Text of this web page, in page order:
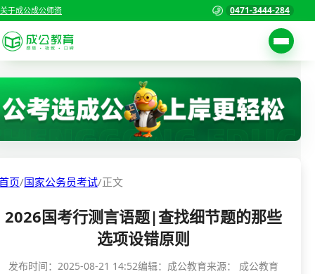
关于成公成公师资 0471-3444-284
考试公告
职位表
准考证打印
成绩查询
首页
国家公务员考试
三支一扶考试
警察/辅警考试
页/国家公务员考试/正文
2026国考行测言语题|查找细节题的那些
选项设错原则
发布时间： 2025-08-21 14:52编辑：成公教育来源： 成公教育